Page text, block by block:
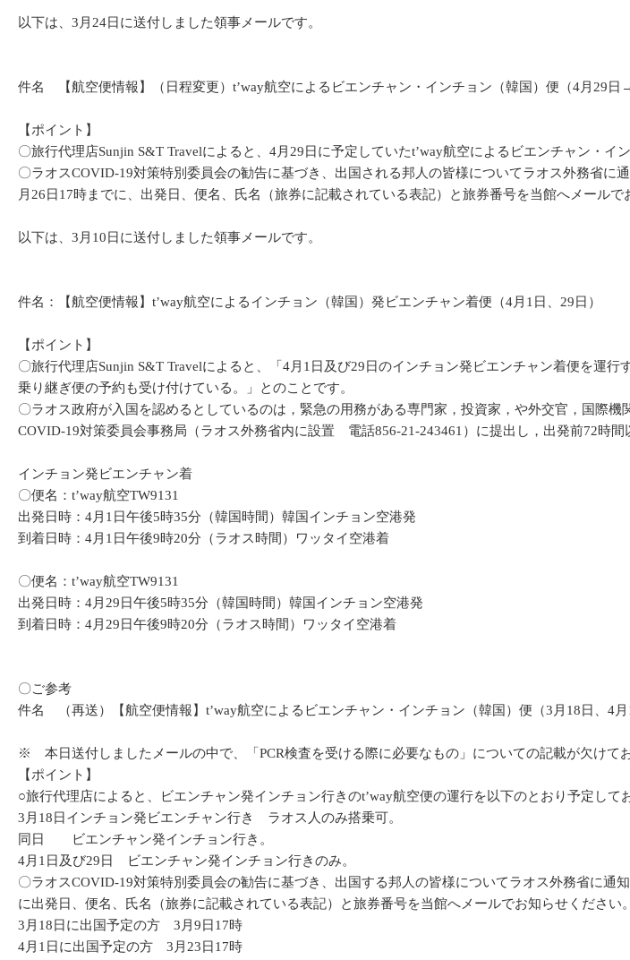
以下は、3月24日に送付しました領事メールです。
件名 【航空便情報】（日程変更）t’way航空によるビエンチャン・インチョン（韓国）便（4月29日
【ポイント】
〇旅行代理店Sunjin S&T Travelによると、4月29日に予定していたt’way航空によるビエンチャン・イ
〇ラオスCOVID-19対策特別委員会の勧告に基づき、出国される邦人の皆様についてラオス外務省
月26日17時までに、出発日、便名、氏名（旅券に記載されている表記）と旅券番号を当館へメールで
以下は、3月10日に送付しました領事メールです。
件名：【航空便情報】t’way航空によるインチョン（韓国）発ビエンチャン着便（4月1日、29日）
【ポイント】
〇旅行代理店Sunjin S&T Travelによると、「4月1日及び29日のインチョン発ビエンチャン着便を運
乗り継ぎ便の予約も受け付けている。」とのことです。
〇ラオス政府が入国を認めるとしているのは，緊急の用務がある専門家，投資家，や外交官，国際
COVID-19対策委員会事務局（ラオス外務省内に設置 電話856-21-243461）に提出し，出発前72時間
インチョン発ビエンチャン着
〇便名：t’way航空TW9131
出発日時：4月1日午後5時35分（韓国時間）韓国インチョン空港発
到着日時：4月1日午後9時20分（ラオス時間）ワッタイ空港着
〇便名：t’way航空TW9131
出発日時：4月29日午後5時35分（韓国時間）韓国インチョン空港発
到着日時：4月29日午後9時20分（ラオス時間）ワッタイ空港着
〇ご参考
件名 （再送）【航空便情報】t’way航空によるビエンチャン・インチョン（韓国）便（3月18日、4月
※ 本日送付しましたメールの中で、「PCR検査を受ける際に必要なもの」についての記載が欠けて
【ポイント】
○旅行代理店によると、ビエンチャン発インチョン行きのt’way航空便の運行を以下のとおり予定して
3月18日インチョン発ビエンチャン行き ラオス人のみ搭乗可。
同日 ビエンチャン発インチョン行き。
4月1日及び29日 ビエンチャン発インチョン行きのみ。
〇ラオスCOVID-19対策特別委員会の勧告に基づき、出国する邦人の皆様についてラオス外務省に
に出発日、便名、氏名（旅券に記載されている表記）と旅券番号を当館へメールでお知らせください。
3月18日に出国予定の方 3月9日17時
4月1日に出国予定の方 3月23日17時